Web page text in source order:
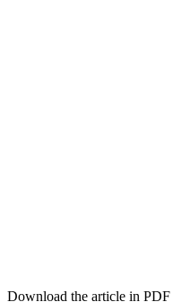
Download the article in PDF